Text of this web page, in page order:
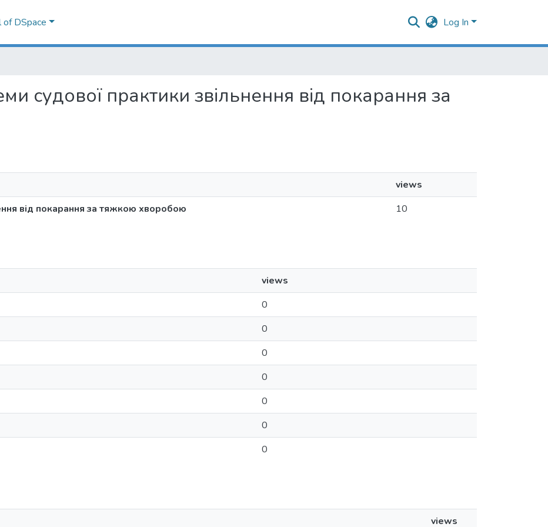
of DSpace Log In
судової практики звільнення від покарання за
views
від покарання за тяжкою хворобою
10
views
0
0
0
0
0
0
0
views